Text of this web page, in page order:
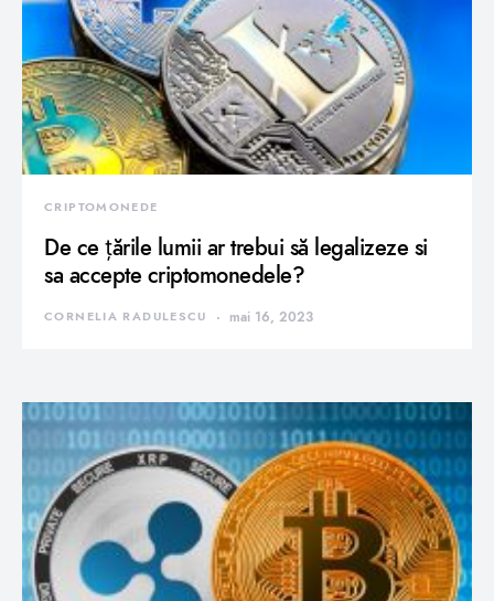
CRIPTOMONEDE
De ce țările lumii ar trebui să legalizeze si
sa accepte criptomonedele?
CORNELIA RADULESCU mai 16, 2023